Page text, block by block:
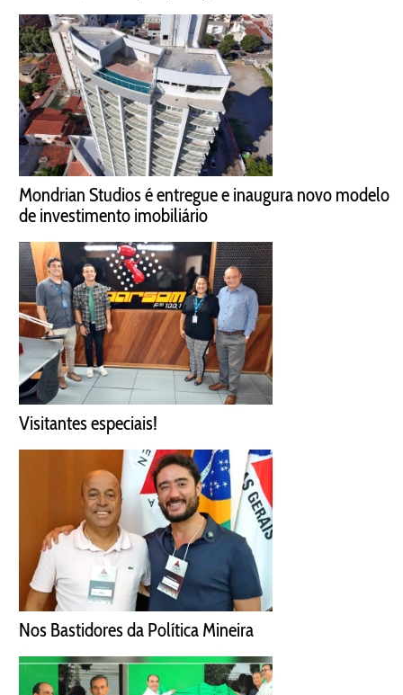
Mondrian Studios é entregue e inaugura novo modelo
de investimento imobiliário
Visitantes especiais!
Nos Bastidores da Política Mineira